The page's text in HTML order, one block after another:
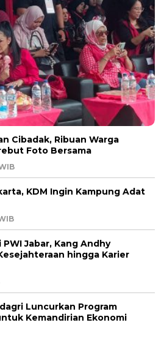
Cibadak, Ribuan Warga
Foto Bersama
KDM Ingin Kampung Adat
Jabar, Kang Andhy
hingga Karier
Luncurkan Program
Kemandirian Ekonomi